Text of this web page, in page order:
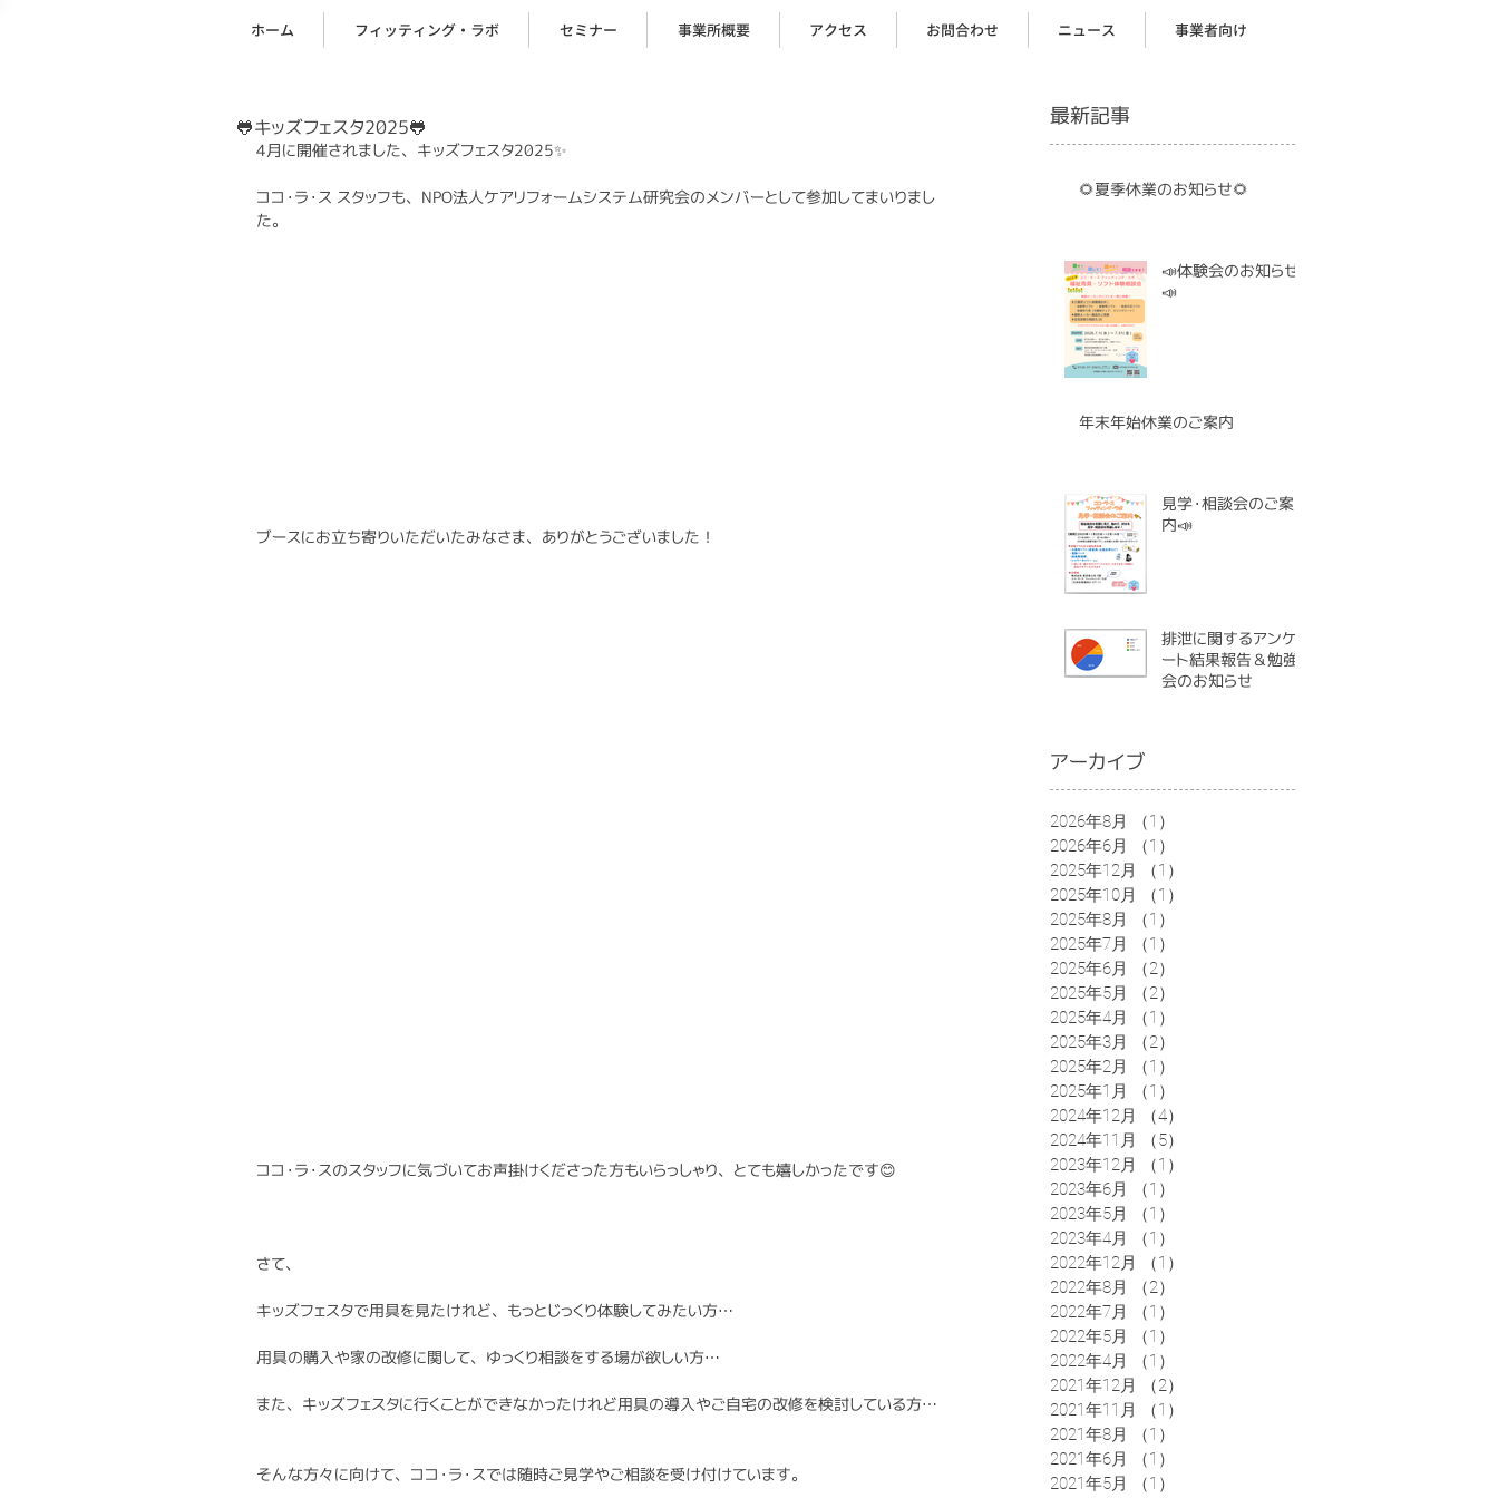
ホーム フィッティング・ラボ セミナー 事業所概要 アクセス お問合わせ ニュース 事業者向け
🐸キッズフェスタ2025🐸
4月に開催されました、キッズフェスタ2025✨
ココ・ラ・ス スタッフも、NPO法人ケアリフォームシステム研究会のメンバーとして参加してまいりまし
た。
ブースにお立ち寄りいただいたみなさま、ありがとうございました！
ココ・ラ・スのスタッフに気づいてお声掛けくださった方もいらっしゃり、とても嬉しかったです😊
さて、
キッズフェスタで用具を見たけれど、もっとじっくり体験してみたい方…
用具の購入や家の改修に関して、ゆっくり相談をする場が欲しい方…
また、キッズフェスタに行くことができなかったけれど用具の導入やご自宅の改修を検討している方…
そんな方々に向けて、ココ・ラ・スでは随時ご見学やご相談を受け付けています。
最新記事
🌻夏季休業のお知らせ🌻
📣体験会のお知らせ
📣
年末年始休業のご案内
見学・相談会のご案
内📣
排泄に関するアンケ
ート結果報告＆勉強
会のお知らせ
アーカイブ
2026年8月 （1）
2026年6月
（1）
2025年12月
（1）
2025年10月
（1）
2025年8月
（1）
2025年7月
（1）
2025年6月
（2）
2025年5月
（2）
2025年4月
（1）
2025年3月
（2）
2025年2月
（1）
2025年1月
（1）
2024年12月
（4）
2024年11月
（5）
2023年12月
（1）
2023年6月
（1）
2023年5月
（1）
2023年4月
（1）
2022年12月
（1）
2022年8月
（2）
2022年7月
（1）
2022年5月
（1）
2022年4月
（1）
2021年12月
（2）
2021年11月
（1）
2021年8月
（1）
2021年6月
（1）
2021年5月
（1）